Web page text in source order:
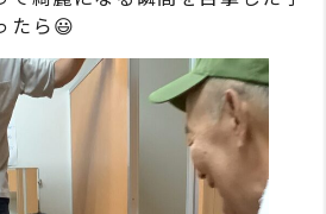
たら😃